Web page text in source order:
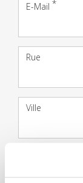
E-Mail
Adresse
Rue
Ville